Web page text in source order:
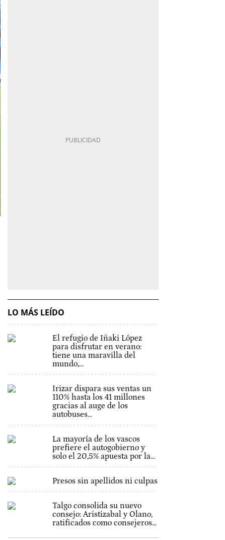
LO MÁS LEÍDO
El refugio de Iñaki López
para disfrutar en verano:
tiene una maravilla del
mundo,...
Irizar dispara sus ventas un
110% hasta los 41 millones
gracias al auge de los
autobuses...
La mayoría de los vascos
prefiere el autogobierno y
solo el 20,5% apuesta por la...
Presos sin apellidos ni culpas
Talgo consolida su nuevo
consejo: Aristizabal y Olano,
ratificados como consejeros...